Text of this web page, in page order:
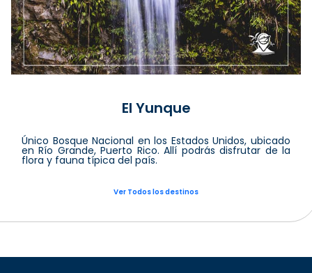
El Yunque
Único Bosque Nacional en los Estados Unidos, ubicado
en Río Grande, Puerto Rico. Allí podrás disfrutar de la
flora y fauna típica del país.
Ver Todos los destinos